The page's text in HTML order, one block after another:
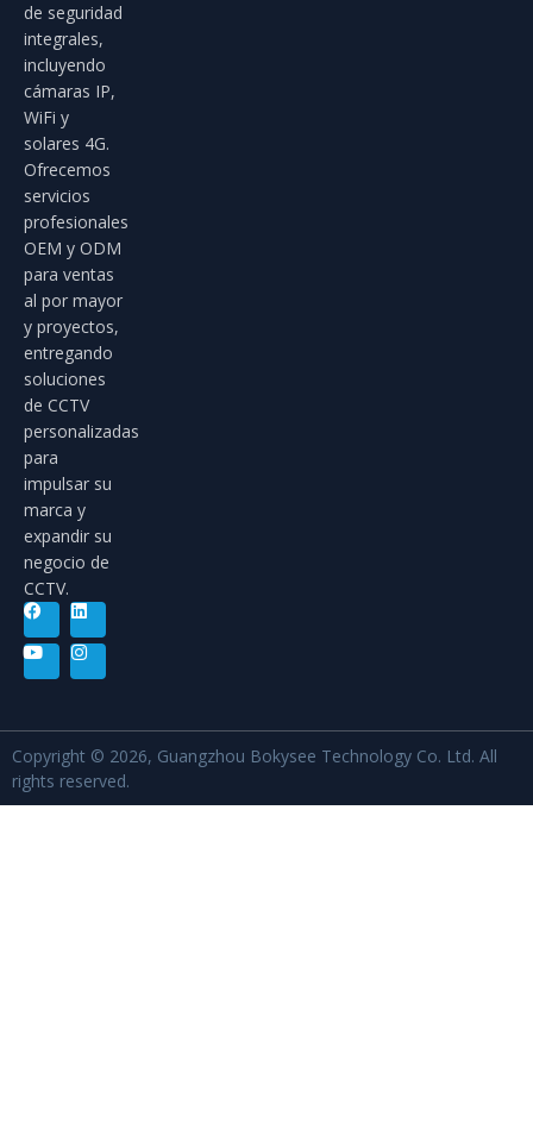
de seguridad
integrales,
incluyendo
cámaras IP,
WiFi y
solares 4G.
Ofrecemos
servicios
profesionales
OEM y ODM
para ventas
al por mayor
y proyectos,
entregando
soluciones
de CCTV
personalizadas
para
impulsar su
marca y
expandir su
negocio de
CCTV.
Copyright © 2026, Guangzhou Bokysee Technology Co. Ltd. All
rights reserved.